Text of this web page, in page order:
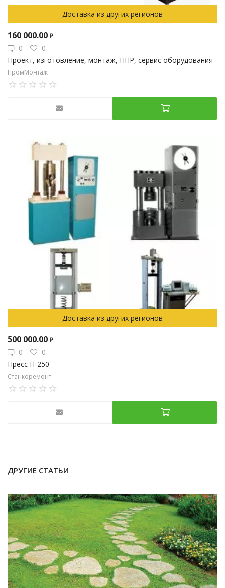
Доставка из других регионов
160 000.00 ₽
0
0
Проект, изготовление, монтаж, ПНР, сервис оборудования
ПромМонтаж
Доставка из других регионов
500 000.00 ₽
0
0
Пресс П-250
Станкоремонт
ДРУГИЕ СТАТЬИ